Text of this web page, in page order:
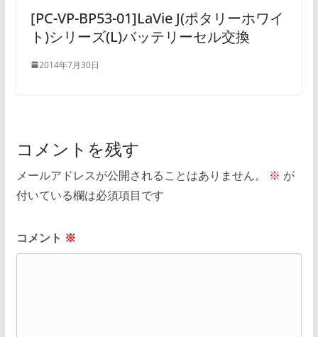
[PC-VP-BP53-01]LaVie J(ポタリーホワイ
ト)シリーズ(L)バッテリーセル交換
2014年7月30日
コメントを残す
メールアドレスが公開されることはありません。 ※ が
付いている欄は必須項目です
コメント ※